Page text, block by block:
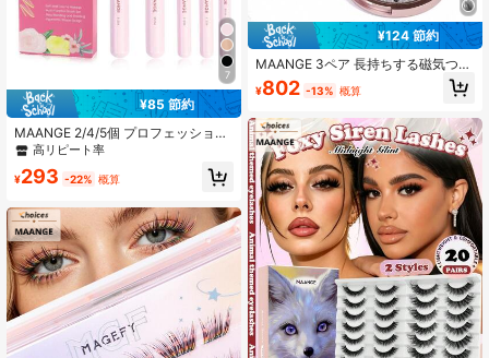
7
¥85 節約
MAANGE 2/4/5個 プロフェッショナ
ルフェイスメイクアップブラシセッ
ブラシ、チークブラシ、ファンデー
含む、コンプリートメイクアップブ
ラシセット、持ち運びに便利、旅行
に最適。女性と女の子へのギフト。
高リピート率
¥293 -22% 概算
¥124 節約
MAANGE 3ペア 長持ちする磁気つけ
まつげ、ヨーロッパとアメリカの目
の形に適しています、まつげカーラ
不要、女性への完璧なギフト
¥802 -13% 概算